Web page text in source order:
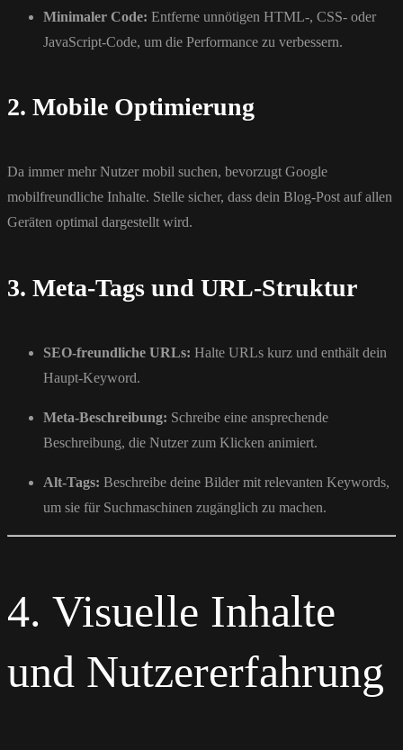
Minimaler Code: Entferne unnötigen HTML-, CSS- oder
JavaScript-Code, um die Performance zu verbessern.
2. Mobile Optimierung
Da immer mehr Nutzer mobil suchen, bevorzugt Google
mobilfreundliche Inhalte. Stelle sicher, dass dein Blog-Post auf allen
Geräten optimal dargestellt wird.
3. Meta-Tags und URL-Struktur
SEO-freundliche URLs: Halte URLs kurz und enthält dein
Haupt-Keyword.
Meta-Beschreibung: Schreibe eine ansprechende
Beschreibung, die Nutzer zum Klicken animiert.
Alt-Tags: Beschreibe deine Bilder mit relevanten Keywords,
um sie für Suchmaschinen zugänglich zu machen.
4. Visuelle Inhalte
und Nutzererfahrung